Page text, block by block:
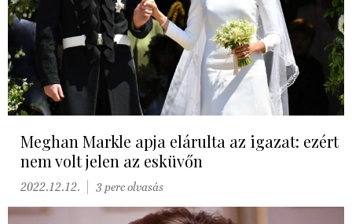
Meghan Markle apja elárulta az igazat: ezért
nem volt jelen az esküvőn
2022.12.12. 3 perc olvasás